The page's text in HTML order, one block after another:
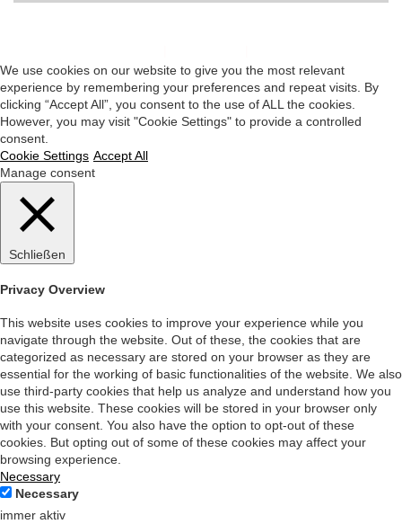
We use cookies on our website to give you the most relevant
experience by remembering your preferences and repeat visits. By
clicking “Accept All”, you consent to the use of ALL the cookies.
However, you may visit "Cookie Settings" to provide a controlled
consent.
Cookie Settings Accept All
Manage consent
Schließen
Privacy Overview
This website uses cookies to improve your experience while you
navigate through the website. Out of these, the cookies that are
categorized as necessary are stored on your browser as they are
essential for the working of basic functionalities of the website. We also
use third-party cookies that help us analyze and understand how you
use this website. These cookies will be stored in your browser only
with your consent. You also have the option to opt-out of these
cookies. But opting out of some of these cookies may affect your
browsing experience.
Necessary
Necessary
immer aktiv